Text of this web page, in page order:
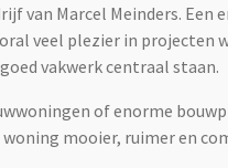
van Marcel Meinders. Een
veel plezier in
vakwerk centraal staan.
of enorme
woning mooier, ruimer en